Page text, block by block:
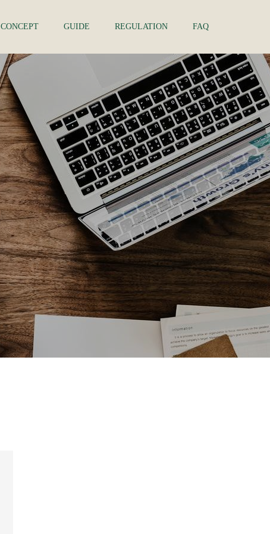
CONCEPT GUIDE REGULATION FAQ